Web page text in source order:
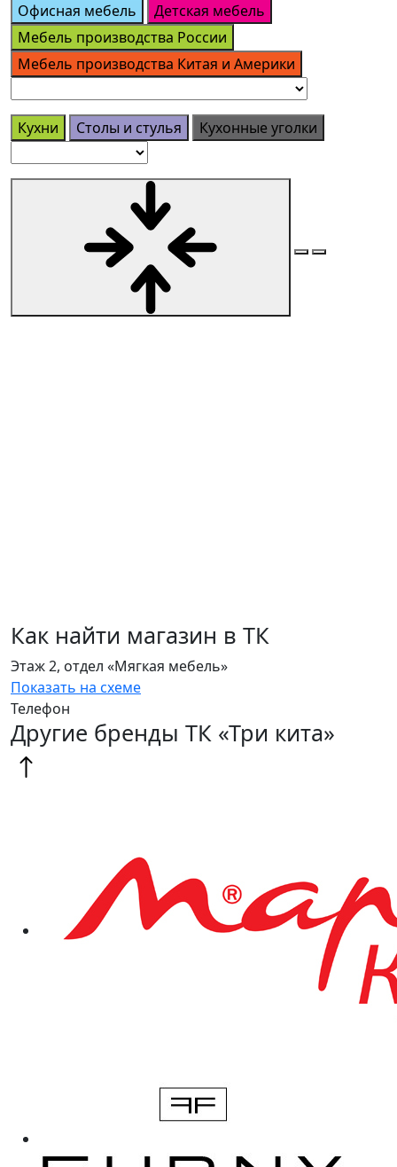
Офисная мебель
Детская мебель
Мебель производства России
Мебель производства Китая и Америки
Кухни Столы и стулья Кухонные уголки
Как найти магазин в ТК
Этаж 2, отдел «Мягкая мебель»
Показать на схеме
Телефон
Другие бренды ТК «Три кита»